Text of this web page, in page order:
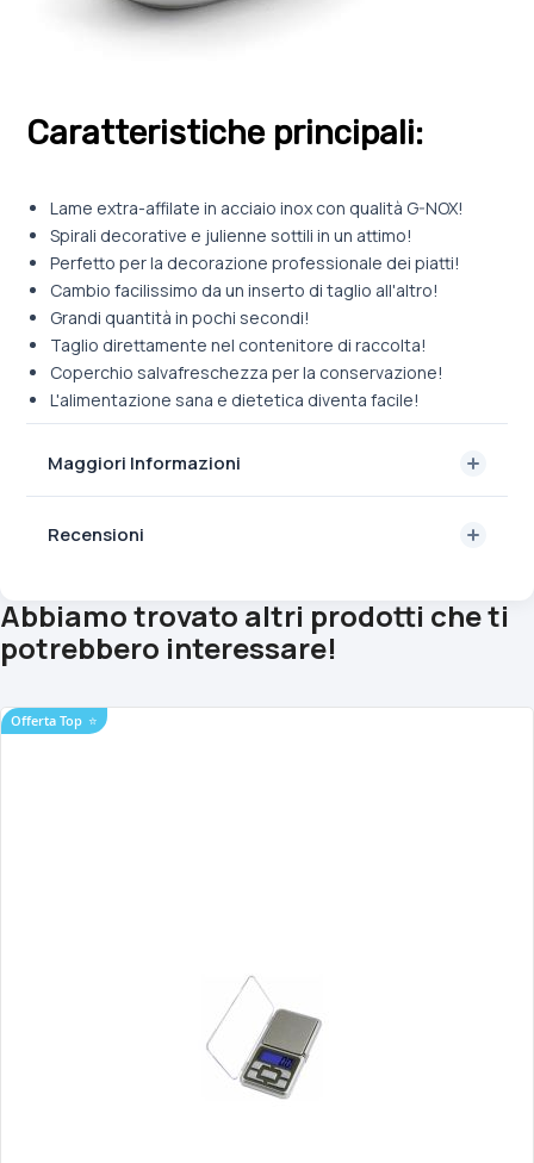
Caratteristiche principali:
Lame extra-affilate in acciaio inox con qualità G-NOX!
Spirali decorative e julienne sottili in un attimo!
Perfetto per la decorazione professionale dei piatti!
Cambio facilissimo da un inserto di taglio all'altro!
Grandi quantità in pochi secondi!
Taglio direttamente nel contenitore di raccolta!
Coperchio salvafreschezza per la conservazione!
L'alimentazione sana e dietetica diventa facile!
Maggiori Informazioni
Recensioni
Abbiamo trovato altri prodotti che ti
potrebbero interessare!
Offerta Top ⭐